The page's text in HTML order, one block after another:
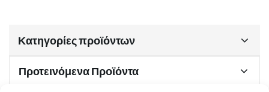
Κατηγορίες προϊόντων
Προτεινόμενα Προϊόντα